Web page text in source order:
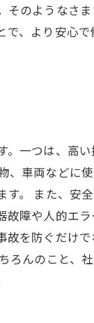
のようなさ
、より安心
一つは、高
車両などに
。 また、安
障や人的エ
を防ぐだけ
んのこと、